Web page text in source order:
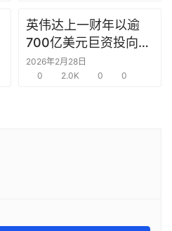
英伟达上一财年以逾
700亿美元巨资投向合
作方，竭力巩固AI芯片
需求
2026年2月28日
0
2.0K 0 0